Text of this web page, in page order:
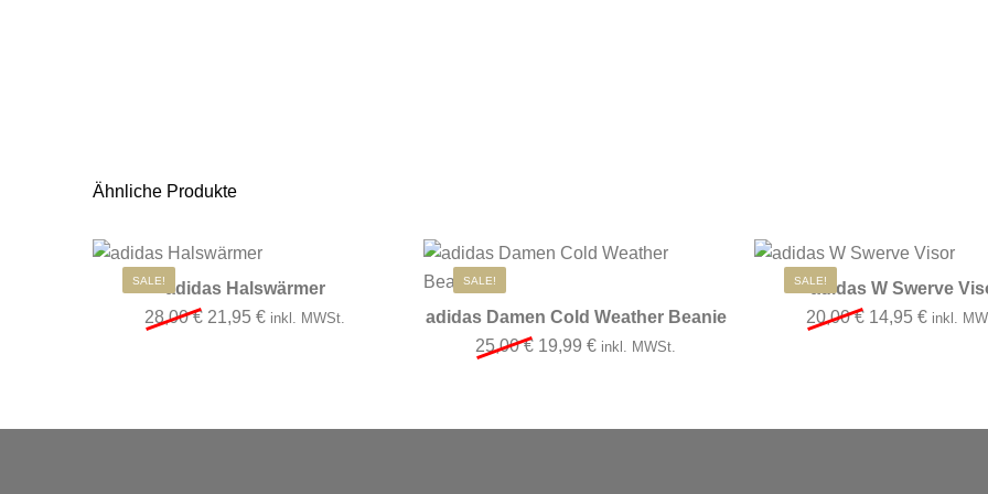
Ähnliche Produkte
SALE!
adidas Halswärmer
28,00€ Ursprünglicher Preis war: 28,00 €
21,95 €Aktueller Preis ist: 21,95 €.
inkl. MWSt.
SALE!
adidas Damen Cold Weather Beanie
25,00€ Ursprünglicher Preis war: 25,00 €
19,99 €Aktueller Preis ist: 19,99 €.
inkl. MWSt.
SALE!adidas W Swerve
20,00€ Ursprünglicher
14,95 € inkl.